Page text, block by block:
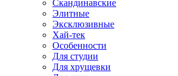
Скандинавские
Элитные
Эксклюзивные
Хай-тек
Особенности
Для студии
Для хрущевки